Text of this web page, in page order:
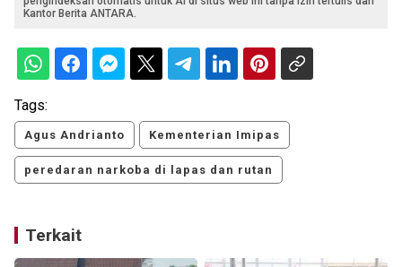
Kantor Berita ANTARA.
Tags:
Agus Andrianto Kementerian Imipas
peredaran narkoba di lapas dan rutan
Terkait